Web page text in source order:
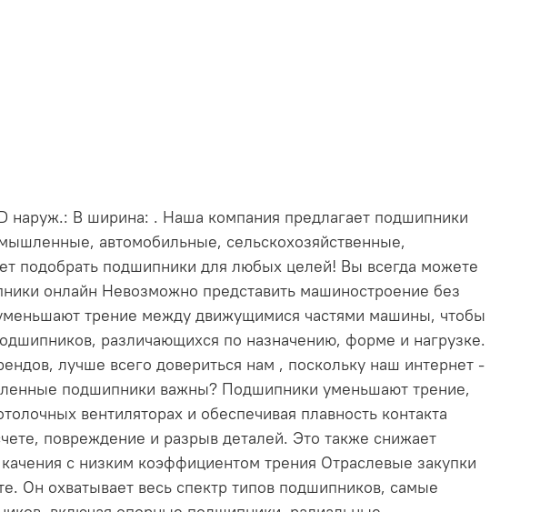
наруж.: В ширина: . Наша компания предлагает подшипники
автомобильные, сельскохозяйственные,
подобрать подшипники для любых целей! Вы всегда можете
онлайн Невозможно представить машиностроение без
трение между движущимися частями машины, чтобы
различающихся по назначению, форме и нагрузке.
лучше всего довериться нам , поскольку наш интернет -
подшипники важны? Подшипники уменьшают трение,
вентиляторах и обеспечивая плавность контакта
повреждение и разрыв деталей. Это также снижает
с низким коэффициентом трения Отраслевые закупки
Он охватывает весь спектр типов подшипников, самые